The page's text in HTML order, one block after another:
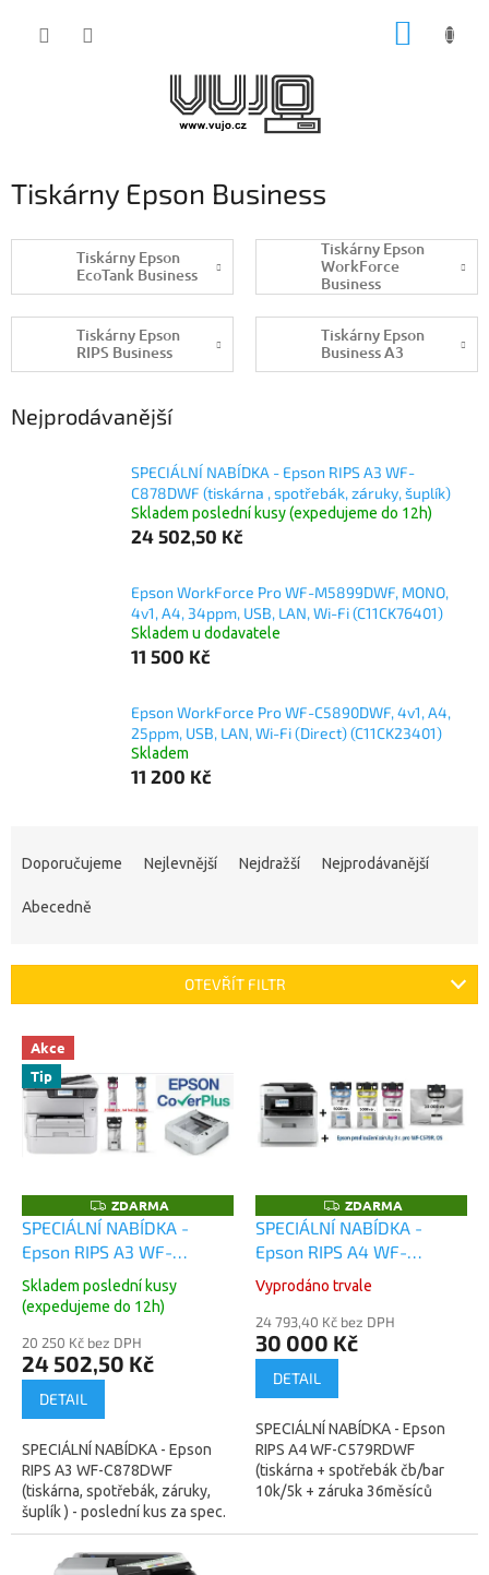
Tiskárny Epson Business
Tiskárny Epson
EcoTank Business
Tiskárny Epson
WorkForce
Business
Tiskárny Epson
RIPS Business
Tiskárny Epson
Business A3
Nejprodávanější
SPECIÁLNÍ NABÍDKA - Epson RIPS A3 WF-
C878DWF (tiskárna , spotřebák, záruky, šuplík)
Skladem poslední kusy (expedujeme do 12h)
24 502,50 Kč
Epson WorkForce Pro WF-M5899DWF, MONO,
4v1, A4, 34ppm, USB, LAN, Wi-Fi (C11CK76401)
Skladem u dodavatele
11 500 Kč
Epson WorkForce Pro WF-C5890DWF, 4v1, A4,
25ppm, USB, LAN, Wi-Fi (Direct) (C11CK23401)
Skladem
11 200 Kč
r
Doporučujeme Nejlevnější Nejdražší Nejprodávanější
Abecedně
OTEVŘÍT FILTR
V
p
Akce
Tip
Z
D
A
R
A
ZDARMA
SPECIÁLNÍ NABÍDKA -
Epson RIPS A3 WF-
C878DWF (tiskárna ,
spotřebák, záruky, šuplík)
Skladem poslední kusy
(expedujeme do 12h)
20 250 Kč bez DPH
24 502,50 Kč
DETAIL
SPECIÁLNÍ NABÍDKA - Epson
RIPS A3 WF-C878DWF
(tiskárna, spotřebák, záruky,
šuplík ) - poslední kus za spec.
cenu Speciální nabídka
obsahuje tyto položky : /1/...
Z
D
A
R
A
ZDARMA
SPECIÁLNÍ NABÍDKA -
Epson RIPS A4 WF-
C579RDWF (tiskárna +
spotřebák čb/bar 10k/5k +
záruka 36měsíců OSS)
Vyprodáno trvale
24 793,40 Kč bez DPH
30 000 Kč
DETAIL
SPECIÁLNÍ NABÍDKA - Epson
RIPS A4 WF-C579RDWF
(tiskárna + spotřebák čb/bar
10k/5k + záruka 36měsíců
/1/ Epson RIPS A4 WorkForce